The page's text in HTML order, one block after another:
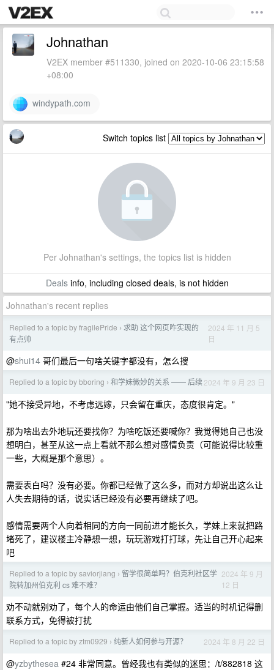
Johnathan
V2EX member #511330, joined on 2020-10-06 23:15:58
+08:00
windypath.com
Switch topics list
Per Johnathan's settings, the topics list is hidden
Dealsinfo, including closed deals, is not hidden
Johnathan's recent replies
Replied to a topic by fragilePride › 求助 这个网页咋实现的
有点帅
2024 年 11 月 5
日
@shui14 哥们最后一句啥关键字都没有，怎么搜
Replied to a topic by bboring › 和学妹微妙的关系 —— 后续2024 年 9 月 23 日
"她不接受异地，不考虑远嫁，只会留在重庆，态度很肯定。"
那为啥出去外地玩还要找你？为啥吃饭还要喊你？我觉得她自己也没
想明白，甚至从这一点上看就不那么想对感情负责（可能说得比较重
一些，大概是那个意思）。
需要表白吗？没有必要。你都已经做了这么多，而对方却说出这么让
人失去期待的话，说实话已经没有必要再继续了吧。
感情需要两个人向着相同的方向一同前进才能长久，学妹上来就把路
堵死了，建议楼主冷静想一想，玩玩游戏打打球，先让自己开心起来
吧
Replied to a topic by saviorjiang › 留学很简单吗？伯克利社区学
院转加州伯克利 cs 难不难？
2024 年 9 月
12 日
劝不动就别劝了，每个人的命运由他们自己掌握。适当的时机记得删
联系方式，免得被打扰
Replied to a topic by ztm0929 › 纯新人如何参与开源？ 2024 年 8 月 22 日
@yzbythesea #24 非常同意。曾经我也有类似的迷思：/t/882818 这